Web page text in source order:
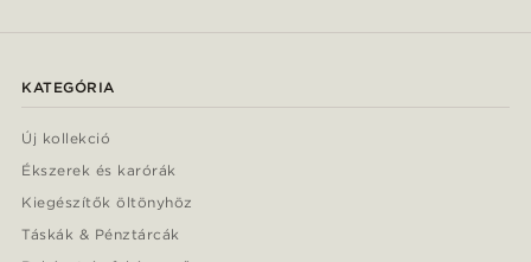
KATEGÓRIA
Új kollekció
Ékszerek és karórák
Kiegészítők öltönyhöz
Táskák & Pénztárcák